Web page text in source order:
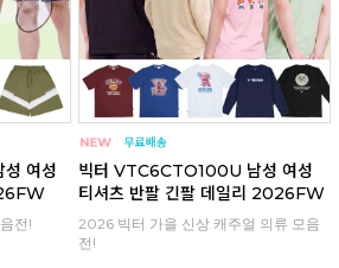
여성
전!
빅터 VTC6CTO100U 남성 여성
티셔츠 반팔 긴팔 데일리 2026FW
2026 빅터 가을 신상 캐주얼 의류 모음
전!